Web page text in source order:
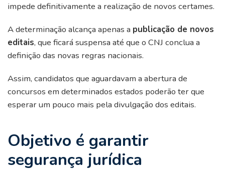
impede definitivamente a realização de novos certames.
A determinação alcança apenas a publicação de novos
editais, que ficará suspensa até que o CNJ conclua a
definição das novas regras nacionais.
Assim, candidatos que aguardavam a abertura de
concursos em determinados estados poderão ter que
esperar um pouco mais pela divulgação dos editais.
Objetivo é garantir
segurança jurídica